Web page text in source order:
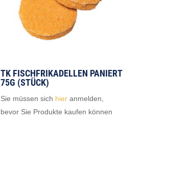
TK FISCHFRIKADELLEN PANIERT
75G (STÜCK)
Sie müssen sich hier anmelden,
bevor Sie Produkte kaufen können